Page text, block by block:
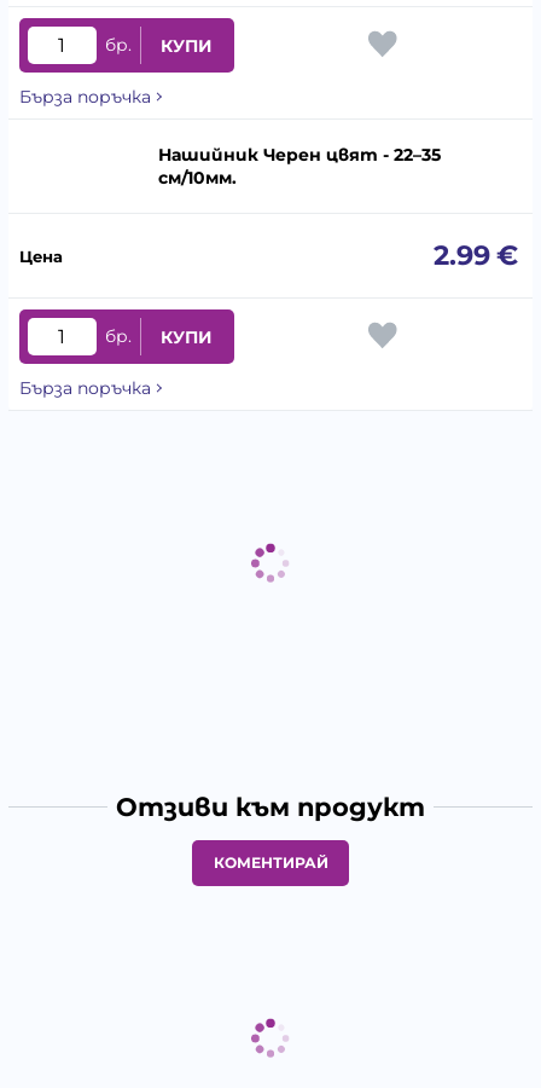
бр. КУПИ
Бърза поръчка
Нашийник Черен цвят - 22–35
cм/10мм.
2.99€
бр. КУПИ
Бърза поръчка
Отзиви към продукт
КОМЕНТИРАЙ